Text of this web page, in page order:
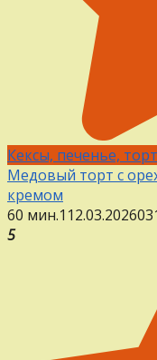
Кексы, печенье,
Медовый торт с
кремом
60 мин.1 12.03.20260
5